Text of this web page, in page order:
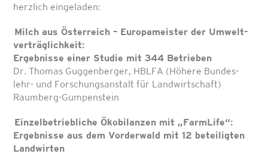
herzlich eingeladen:
Milch aus Österreich – Europameister der Umwelt­
verträglichkeit:
Ergebnisse einer Studie mit 344 Betrieben
Dr. Thomas Guggenberger, HBLFA (Höhere Bundes­
lehr- und Forschungsanstalt für Landwirtschaft)
Raumberg-Gumpenstein
Einzelbetriebliche Ökobilanzen mit „FarmLife“:
Ergebnisse aus dem Vorderwald mit 12 beteiligten
Landwirten